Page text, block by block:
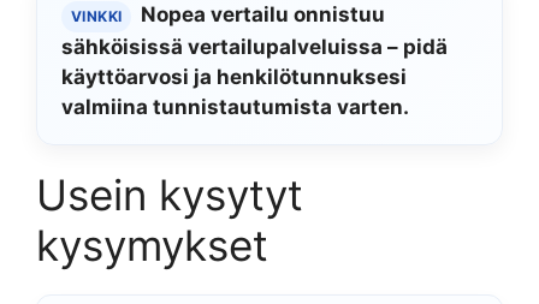
VINKKI
Nopea vertailu onnistuu
sähköisissä vertailupalveluissa – pidä
käyttöarvosi ja henkilötunnuksesi
valmiina tunnistautumista varten.
Usein kysytyt
kysymykset